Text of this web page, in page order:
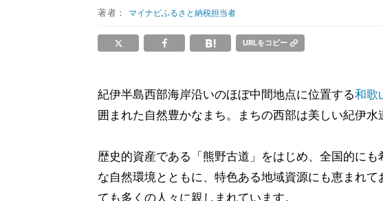
著者： マイナビふるさと納税担当者
URLをコピー
紀伊半島西部海岸沿いのほぼ中間地点に位置する和歌
囲まれた自然豊かなまち。まちの西部は美しい紀伊水
歴史的資産である「熊野古道」をはじめ、全国的に
な自然環境とともに、特色ある地域資源にも恵まれ
ても多くの人々に親しまれています。